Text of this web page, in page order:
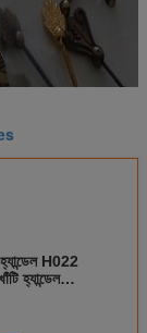
H022
হ্যান্ডেল